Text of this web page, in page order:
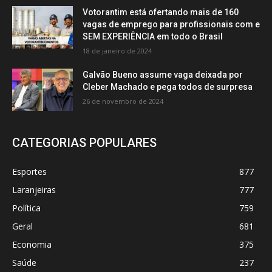
Votorantim está ofertando mais de 160
vagas de emprego para profissionais com e
SEM EXPERIÊNCIA em todo o Brasil
18 de janeiro de 2024
Galvão Bueno assume vaga deixada por
Cleber Machado e pega todos de surpresa
26 de novembro de 2024
CATEGORIAS POPULARES
Esportes
877
Laranjeiras
777
Política
759
Geral
681
Economia
375
Saúde
237